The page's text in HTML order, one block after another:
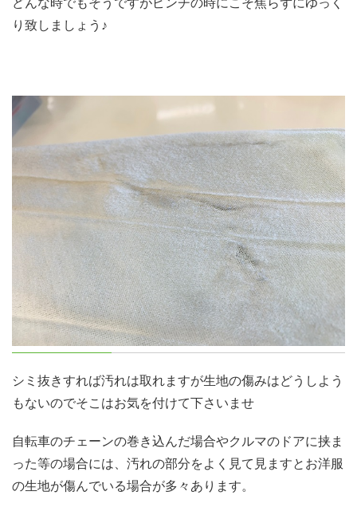
どんな時でもそうですがピンチの時にこそ焦らずにゆっく
り致しましょう♪
シミ抜きすれば汚れは取れますが生地の傷みはどうしよう
もないのでそこはお気を付けて下さいませ
自転車のチェーンの巻き込んだ場合やクルマのドアに挟ま
った等の場合には、汚れの部分をよく見て見ますとお洋服
の生地が傷んでいる場合が多々あります。